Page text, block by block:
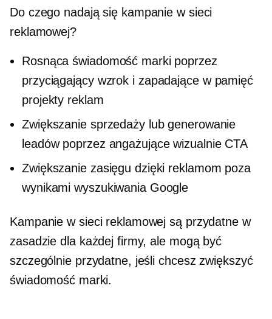
Do czego nadają się kampanie w sieci
reklamowej?
Rosnąca świadomość marki poprzez
przyciągający wzrok i zapadające w pamięć
projekty reklam
Zwiększanie sprzedaży lub generowanie
leadów poprzez angażujące wizualnie CTA
Zwiększanie zasięgu dzięki reklamom poza
wynikami wyszukiwania Google
Kampanie w sieci reklamowej są przydatne w
zasadzie dla każdej firmy, ale mogą być
szczególnie przydatne, jeśli chcesz zwiększyć
świadomość marki.